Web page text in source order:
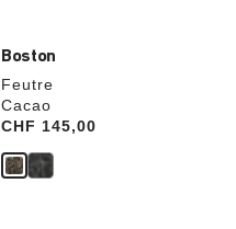
Boston
Feutre
Cacao
Price:
CHF 145,00